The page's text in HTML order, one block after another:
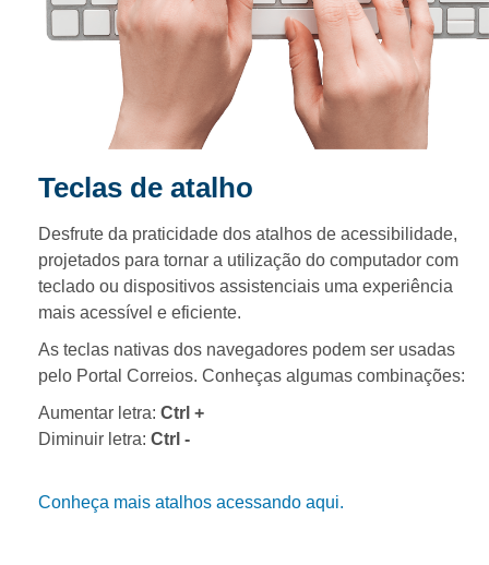
Teclas de atalho
Desfrute da praticidade dos atalhos de acessibilidade,
projetados para tornar a utilização do computador com
teclado ou dispositivos assistenciais uma experiência
mais acessível e eficiente.
As teclas nativas dos navegadores podem ser usadas
pelo Portal Correios. Conheças algumas combinações:
Aumentar letra: Ctrl +
Diminuir letra: Ctrl -
Conheça mais atalhos acessando aqui.